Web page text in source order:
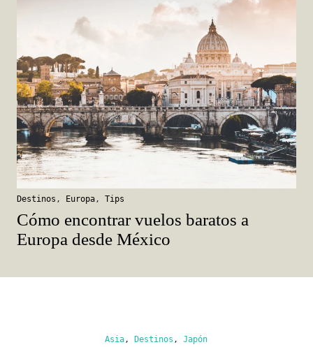
Destinos , Europa , Tips
Cómo encontrar vuelos baratos a
Europa desde México
Asia ,Destinos ,Japón